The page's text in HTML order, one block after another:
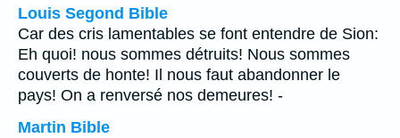
Louis Segond Bible
Car des cris lamentables se font entendre de Sion:
Eh quoi! nous sommes détruits! Nous sommes
couverts de honte! Il nous faut abandonner le
pays! On a renversé nos demeures! -
Martin Bible